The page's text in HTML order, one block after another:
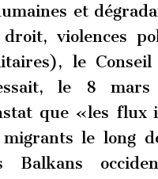
et
violences
le Conseil
le 8 mars
que «les flux
migrants le long
Balkans